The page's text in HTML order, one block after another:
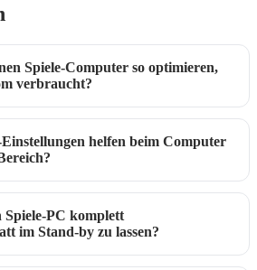
Spiele-Computer so optimieren,
verbraucht?
helfen beim Computer
Spiele-PC komplett
im Stand-by zu lassen?